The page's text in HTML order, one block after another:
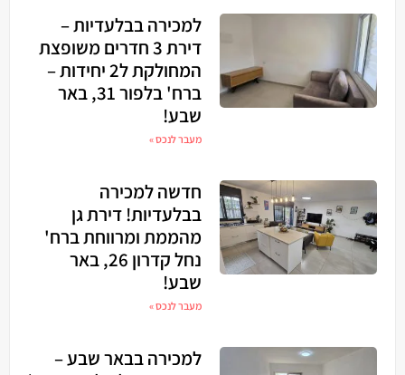
למכירה בבלעדיות –
דירת 3 חדרים משופצת
המחולקת ל2 יחידות –
ברח' בלפור 31, באר
שבע!
מעבר לנכס »
חדשה למכירה
בבלעדיות! דירת גן
מהממת ומרווחת ברח'
נחל קדרון 26, באר
שבע!
מעבר לנכס »
למכירה בבאר שבע –